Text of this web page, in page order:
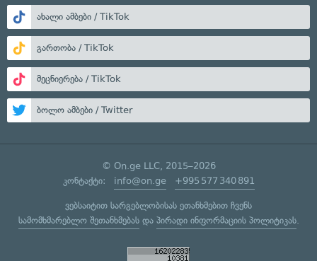
ახალი ამბები / TikTok
გართობა / TikTok
მეცნიერება / TikTok
ბოლო ამბები / Twitter
© On.ge LLC, 2015–2026
კონტაქტი: info@on.ge +995 577 340 891
ვებსაიტით სარგებლობისას ეთანხმებით ჩვენს
სამომხმარებლო შეთანხმებასდა პირადი ინფორმაციის პოლიტიკას.